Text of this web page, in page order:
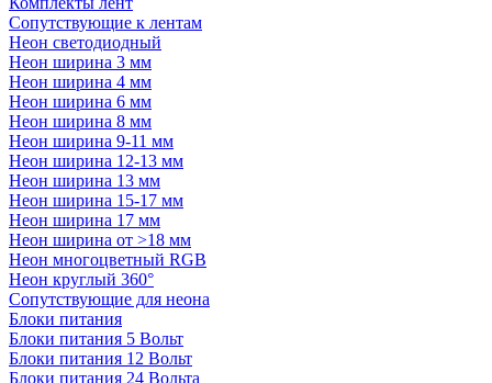
Сопутствующие к лентам
Неон светодиодный
Неон ширина 3 мм
Неон ширина 4 мм
Неон ширина 6 мм
Неон ширина 8 мм
Неон ширина 9-11 мм
Неон ширина 12-13 мм
Неон ширина 13 мм
Неон ширина 15-17 мм
Неон ширина 17 мм
Неон ширина от >18 мм
Неон многоцветный RGB
Неон круглый 360°
Сопутствующие для неона
Блоки питания
Блоки питания 5 Вольт
Блоки питания 12 Вольт
Блоки питания 24 Вольта